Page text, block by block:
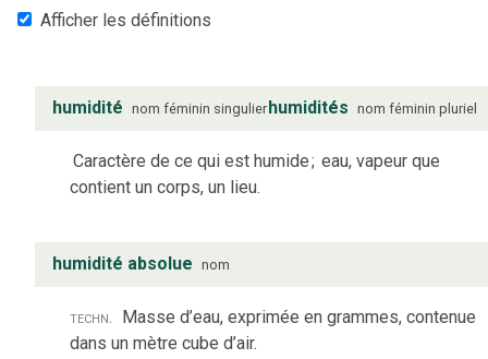
Afficher les définitions
humidité nom féminin singulierhumidités nom féminin pluriel
Caractère de ce qui est humide; eau, vapeur que
contient un corps, un lieu.
humidité absolue nom
techn. Masse d’eau, exprimée en grammes, contenue
dans un mètre cube d’air.